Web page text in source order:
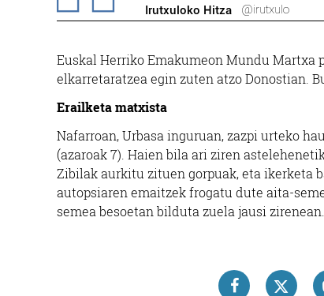
Irutxuloko Hitza @irutxulo
Euskal Herriko Emakumeon Mundu
elkarretaratzea egin zuten atzo Donostian.
Erailketa matxista
Nafarroan, Urbasa inguruan, zazpi urteko
(azaroak 7). Haien bila ari ziren
Zibilak aurkitu zituen gorpuak, eta ikerketa
autopsiaren emaitzek frogatu dute aita-
semea besoetan bilduta zuela jausi zirenean.